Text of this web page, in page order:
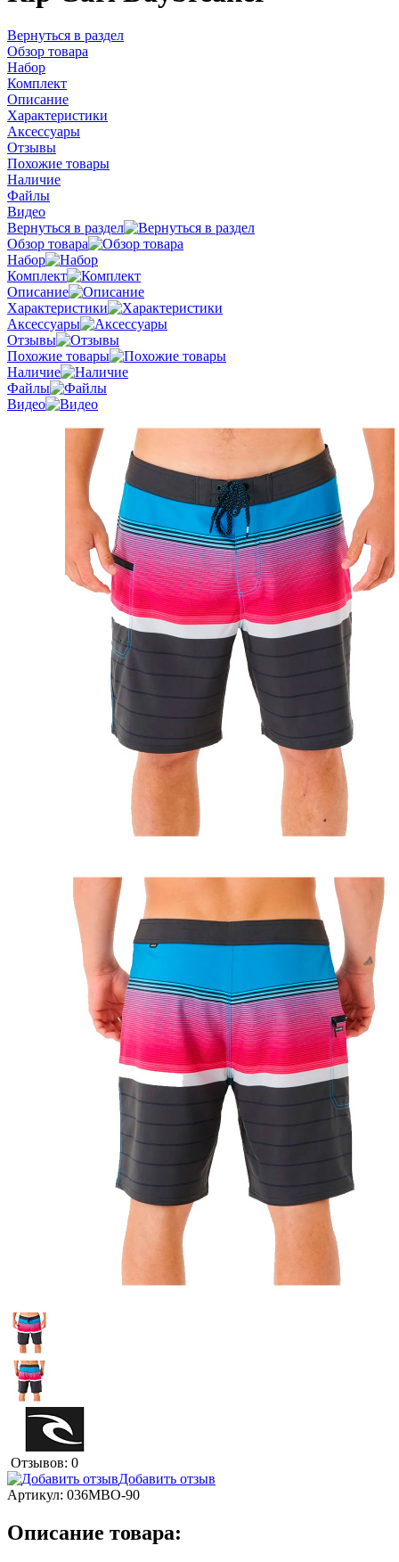
Вернуться в раздел
Обзор товара
Набор
Комплект
Описание
Характеристики
Аксессуары
Отзывы
Похожие товары
Наличие
Файлы
Видео
Вернуться в раздел
Обзор товара
Набор
Комплект
Описание
Характеристики
Аксессуары
Отзывы
Похожие товары
Наличие
Файлы
Видео
Отзывов: 0
Добавить отзыв
Артикул: 036MBO-90
Описание товара: